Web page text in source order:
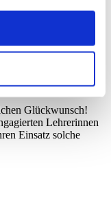
Gesamtachule
geworden hat
das Michael-Ende-
Glückwunsch!
Lehrerinnen
Einsatz solche